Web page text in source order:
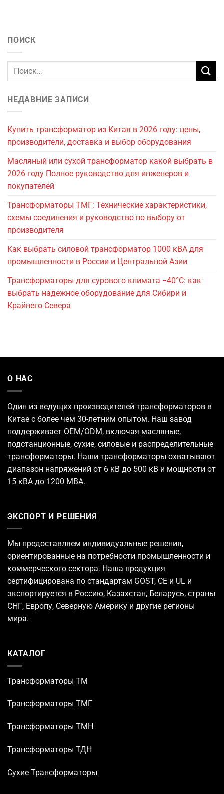
ПОИСК
НЕДАВНИЕ ЗАПИСИ
Купить трансформатор из Китая в 2026 году: цены,
производители, доставка и выбор оборудования
Масляный или сухой трансформатор какой выбрать в
2026 году Полное руководство для инженеров и
покупателей
Трансформаторы ТМГ: Технические характеристики,
схемы соединения и руководство по выбору от
производителя
Как выбрать силовой трансформатор 1000 кВА для
промышленности в России и Центральной Азии
Трансформаторы для сурового климата −40°C: как
выбрать надежное оборудование для Сибири и
Крайнего Севера
О НАС
Один из ведущих производителей трансформаторов в
Китае с более чем 30-летним опытом. Наш завод
поддерживает OEM/ODM, включая масляные,
подстанционные, сухие, силовые и распределительные
трансформаторы. Наши трансформаторы охватывают
диапазон напряжений от 6 кВ до 500 кВ и мощности от
15 кВА до 1200 МВА.
ЭКСПОРТ И РЕШЕНИЯ
Мы предоставляем индивидуальные решения,
ориентированные на потребности промышленности и
коммерческого сектора. Наша продукция
сертифицирована по стандартам GOST, CE и UL и
экспортируется в Россию, Казахстан, Беларусь, страны
СНГ, Европу, Северную Америку и другие регионы
мира.
КАТАЛОГ
Трансформаторы TM
Трансформаторы ТМГ
Трансформаторы ТМН
Трансформаторы ТДН
Сухие Трансформаторы